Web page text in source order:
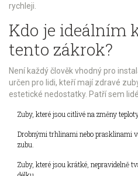
rychleji.
Kdo je ideálním
tento zákrok?
Není každý člověk vhodný pro
určen pro lidi, kteří mají zdravé
estetické nedostatky. Patří sem
Zuby, které jsou citlivé na změny
Drobnými trhlinami nebo prasklinami
zubu.
Zuby, které jsou krátké, nepravidelně